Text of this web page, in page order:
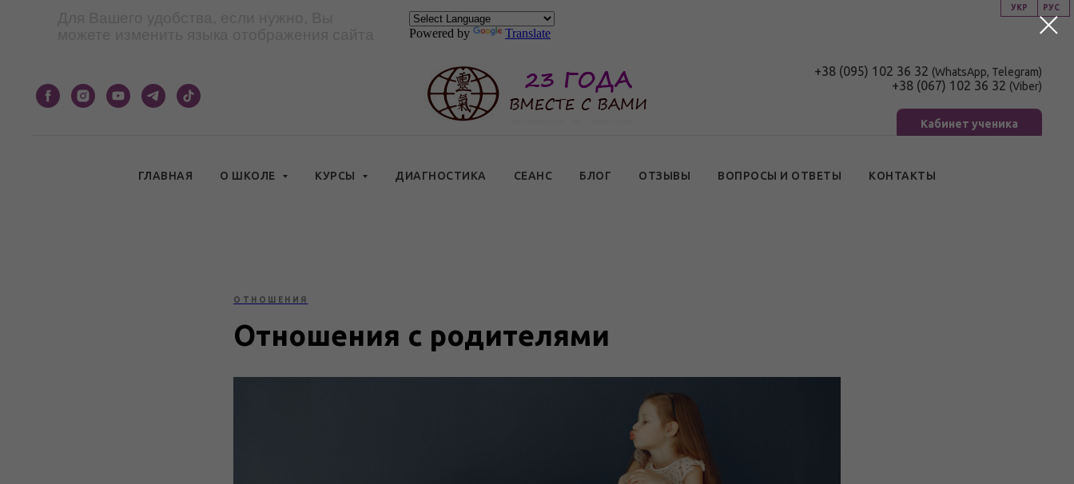
Powered by Translate
+38 (095) 102 36 32 (WhatsApp, Telegram)
+38 (067) 102 36 32 (Viber)
Кабинет ученика
ГЛАВНАЯ О ШКОЛЕ КУРСЫ ДИАГНОСТИКА СЕАНС БЛОГ ОТЗЫВЫ ВОПРОСЫ И ОТВЕТЫ КОНТАКТЫ
ОТНОШЕНИЯ
Отношения с родителями
РУС
УКР